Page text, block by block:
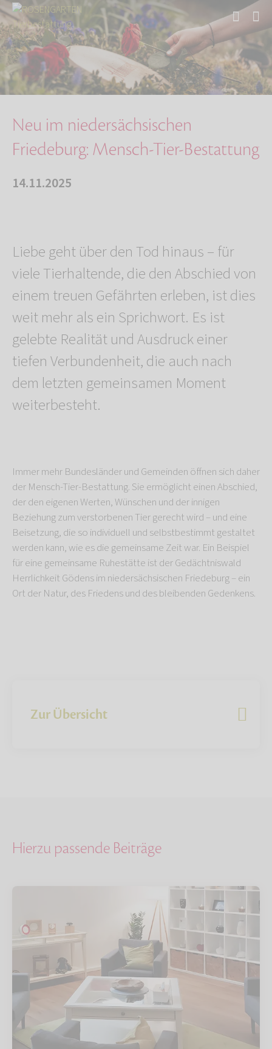
Start Über uns
Aktuelles
Neu im niedersächsischen Friedeburg: Mensch-T…
Neu im niedersächsischen
Friedeburg: Mensch-Tier-Bestattung
14.11.2025
Liebe geht über den Tod hinaus – für
viele Tierhaltende, die den Abschied von
einem treuen Gefährten erleben, ist dies
weit mehr als ein Sprichwort. Es ist
gelebte Realität und Ausdruck einer
tiefen Verbundenheit, die auch nach
dem letzten gemeinsamen Moment
weiterbesteht.
Immer mehr Bundesländer und Gemeinden öffnen sich daher
der Mensch-Tier-Bestattung. Sie ermöglicht einen Abschied,
der den eigenen Werten, Wünschen und der innigen
Beziehung zum verstorbenen Tier gerecht wird – und eine
Beisetzung, die so individuell und selbstbestimmt gestaltet
werden kann, wie es die gemeinsame Zeit war. Ein Beispiel
für eine gemeinsame Ruhestätte ist der Gedächtniswald
Herrlichkeit Gödens im niedersächsischen Friedeburg – ein
Ort der Natur, des Friedens und des bleibenden Gedenkens.
Zur Übersicht
Hierzu passende Beiträge